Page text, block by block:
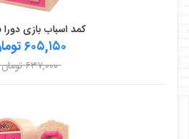
کمد اسباب بازی دورا ۵۵۵۵
۶۰۵,۱۵۰ تومان
۶۳۷,۰۰۰ تومان